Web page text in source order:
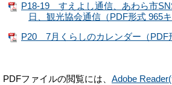
P18-19 すえよし通信、あわら市
日、観光協会通信（PDF形式 965キ
P20 7月くらしのカレンダー（PDF
PDFファイルの閲覧には、 Adobe